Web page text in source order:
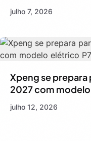
julho 7, 2026
Xpeng se prepara
2027 com
julho 12, 2026